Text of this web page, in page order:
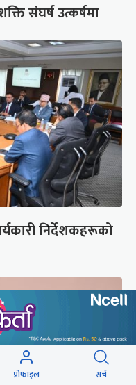
संघर्ष उत्कर्षमा
निर्देशकहरूको
प्रोफाइल सर्च